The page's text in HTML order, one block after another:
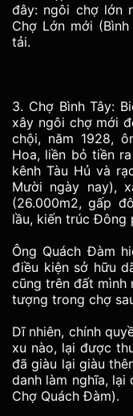
đây: ngôi chợ lớn
Chợ Lớn mới
tải.
3. Chợ Bình Tây:
xây ngôi chợ mới
chội, năm 1928,
Hoa, liền bỏ tiền
kênh Tàu Hủ và
Mười ngày nay),
(26.000m2, gấp
lầu, kiến trúc Đông
Ông Quách Đàm
điều kiện sở hữu
cũng trên đất mình
tượng trong chợ
Dĩ nhiên, chính
xu nào, lại được
đã giàu lại giàu
danh làm nghĩa,
Chợ Quách Đàm).